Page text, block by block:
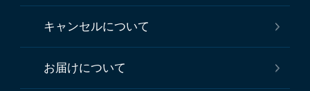
キャンセルについて
お届けについて